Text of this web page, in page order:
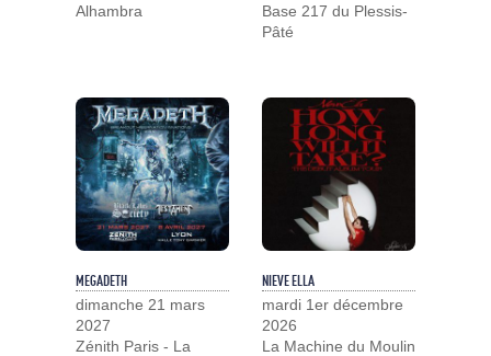
Alhambra
Base 217 du Plessis-
Pâté
MEGADETH
dimanche 21 mars
2027
Zénith Paris - La
NIEVE ELLA
mardi 1er décembre
2026
La Machine du Moulin